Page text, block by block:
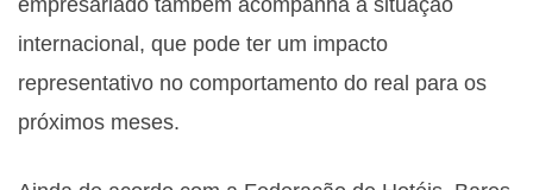
internacional, que pode ter um impacto
representativo no comportamento do real para os
próximos meses.